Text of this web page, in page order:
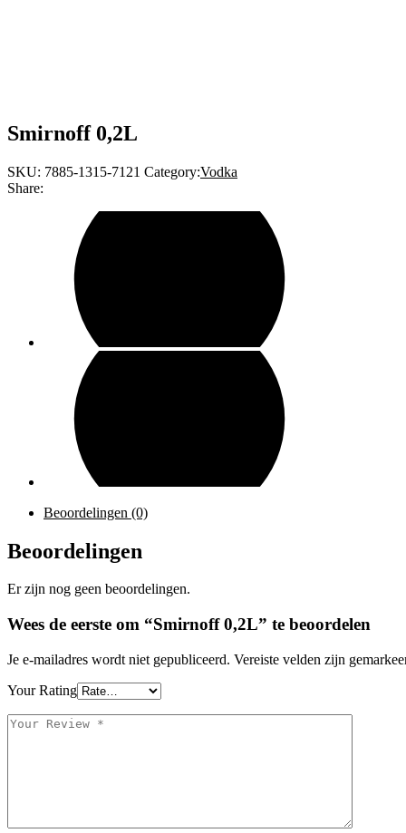
Smirnoff 0,2L
SKU: 7885-1315-7121 Category:Vodka
Share:
Beoordelingen (0)
Beoordelingen
Er zijn nog geen beoordelingen.
Wees de eerste om “Smirnoff 0,2L” te beoordelen
Je e-mailadres wordt niet gepubliceerd. Vereiste velden zijn
Your Rating